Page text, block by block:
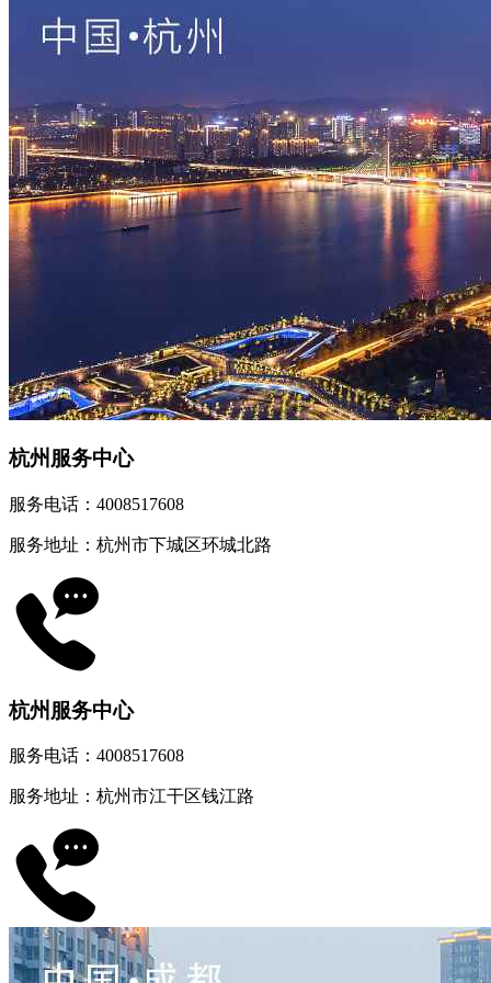
杭州服务中心
服务电话：4008517608
服务地址：杭州市下城区环城北路
杭州服务中心
服务电话：4008517608
服务地址：杭州市江干区钱江路